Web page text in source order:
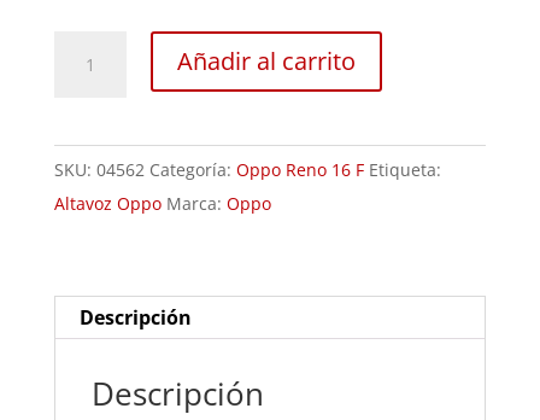
Reno16
F
cantidad
Añadir al carrito
SKU: 04562 Categoría: Oppo Reno 16 F Etiqueta:
Altavoz Oppo Marca: Oppo
Descripción
Descripción